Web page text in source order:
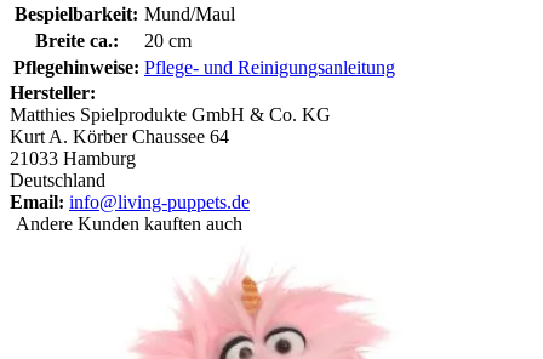
Bespielbarkeit: Mund/Maul
Breite ca.:
20 cm
Pflegehinweise: Pflege- und Reinigungsanleitung
Hersteller:
Matthies Spielprodukte GmbH & Co. KG
Kurt A. Körber Chaussee 64
21033 Hamburg
Deutschland
Email: info@living-puppets.de
Andere Kunden kauften auch